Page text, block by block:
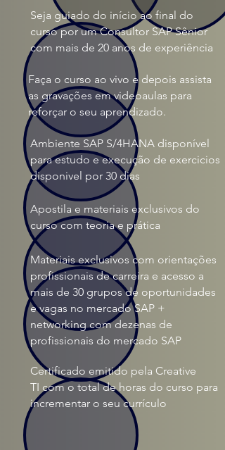
Seja guiado do início ao final do
curso por um Consultor SAP Sênior
com mais de 20 anos de experiência
Faça o curso ao vivo e depois assista
as gravações em videoaulas para
reforçar o seu aprendizado.
Ambiente SAP S/4HANA disponível
para estudo e execução de exercicios
disponivel por 30 dias
Apostila e materiais exclusivos do
curso com teoria e prática
Materiais exclusivos com orientações
profissionais de carreira e acesso a
mais de 30 grupos de oportunidades
e vagas no mercado SAP +
networking com dezenas de
profissionais do mercado SAP
Certificado emitido pela Creative
TI com o total de horas do curso para
incrementar o seu currículo